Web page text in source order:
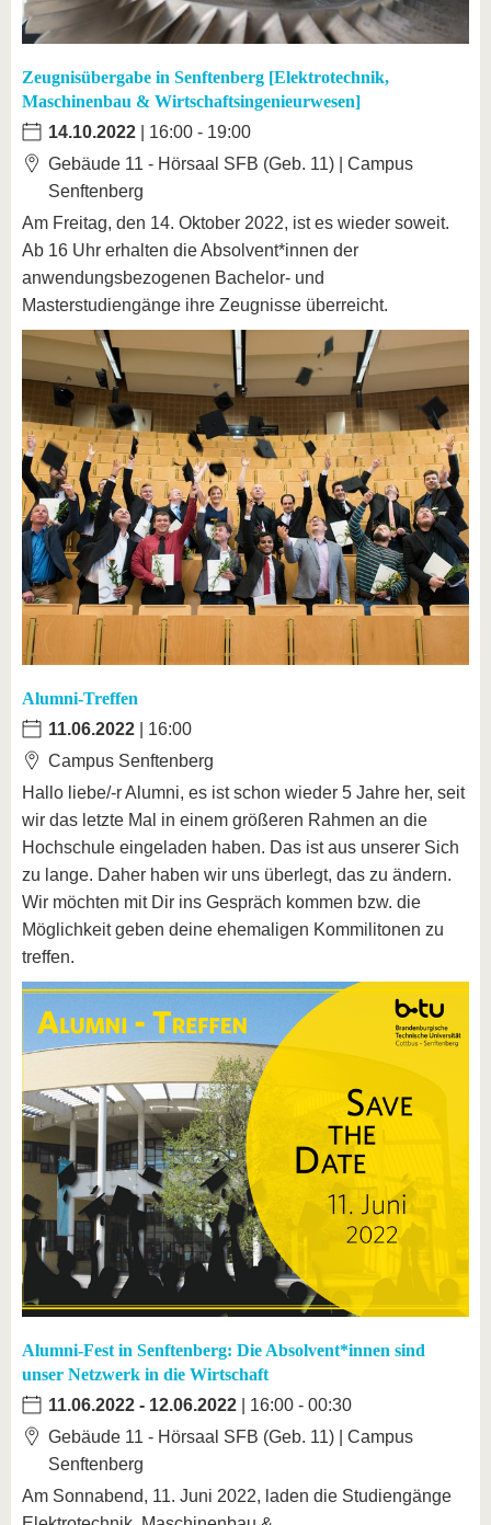
Zeugnisübergabe in Senftenberg [Elektrotechnik,
Maschinenbau & Wirtschaftsingenieurwesen]
14.10.2022 | 16:00 - 19:00
Gebäude 11 - Hörsaal SFB (Geb. 11) | Campus
Senftenberg
Am Freitag, den 14. Oktober 2022, ist es wieder soweit.
Ab 16 Uhr erhalten die Absolvent*innen der
anwendungsbezogenen Bachelor- und
Masterstudiengänge ihre Zeugnisse überreicht.
Alumni-Treffen
11.06.2022 | 16:00
Campus Senftenberg
Hallo liebe/-r Alumni, es ist schon wieder 5 Jahre her, seit
wir das letzte Mal in einem größeren Rahmen an die
Hochschule eingeladen haben. Das ist aus unserer Sich
zu lange. Daher haben wir uns überlegt, das zu ändern.
Wir möchten mit Dir ins Gespräch kommen bzw. die
Möglichkeit geben deine ehemaligen Kommilitonen zu
treffen.
Alumni-Fest in Senftenberg: Die Absolvent*innen sind
unser Netzwerk in die Wirtschaft
11.06.2022 - 12.06.2022 | 16:00 - 00:30
Gebäude 11 - Hörsaal SFB (Geb. 11) | Campus
Senftenberg
Am Sonnabend, 11. Juni 2022, laden die Studiengänge